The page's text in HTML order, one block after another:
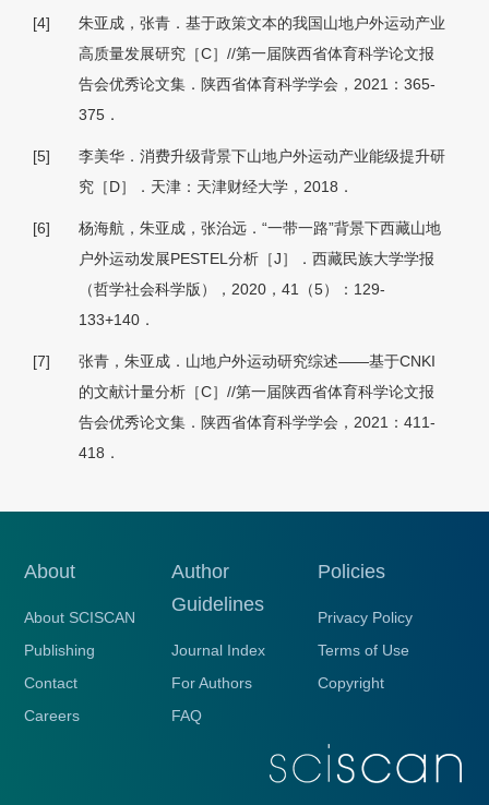
[4]
朱亚成，张青．基于政策文本的我国山地户外运动产业
高质量发展研究［C］//第一届陕西省体育科学论文报
告会优秀论文集．陕西省体育科学学会，2021：365-
375．
[5]
李美华．消费升级背景下山地户外运动产业能级提升研
究［D］．天津：天津财经大学，2018．
[6]
杨海航，朱亚成，张治远．“一带一路”背景下西藏山地
户外运动发展PESTEL分析［J］．西藏民族大学学报
（哲学社会科学版），2020，41（5）：129-
133+140．
[7]
张青，朱亚成．山地户外运动研究综述——基于CNKI
的文献计量分析［C］//第一届陕西省体育科学论文报
告会优秀论文集．陕西省体育科学学会，2021：411-
418．
About
About SCISCAN
Publishing
Contact
Careers
Author
Guidelines
Journal Index
For Authors
FAQ
Policies
Privacy Policy
Terms of Use
Copyright